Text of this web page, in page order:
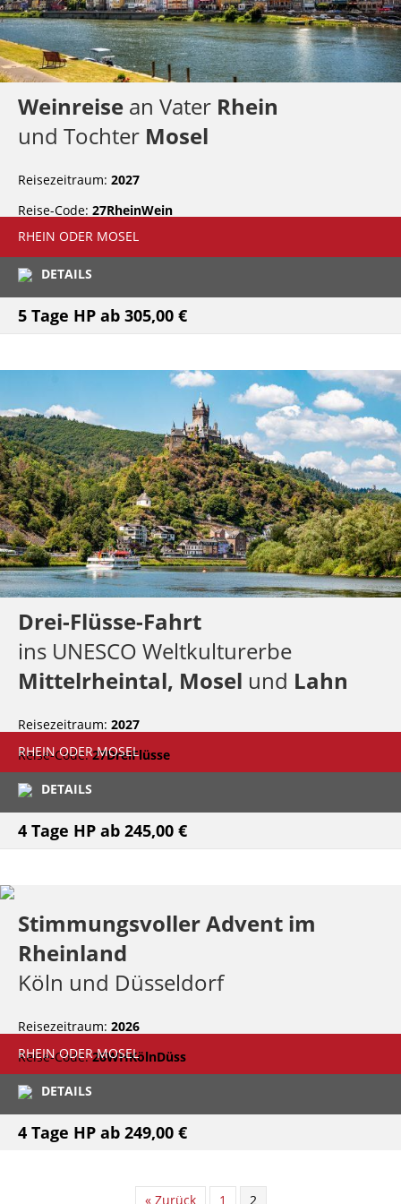
e
g
o
r
e
b
i
e
t
t
s
c
h
e
e
g
i
n
Weinreise an Vater Rhein
und Tochter Mosel
Reisezeitraum: 2027
Reise-Code: 27RheinWein
RHEIN ODER MOSEL
DETAILS
5 Tage HP ab 305,00 €
Drei-Flüsse-Fahrt
ins UNESCO Weltkulturerbe
Mittelrheintal, Mosel und Lahn
Reisezeitraum: 2027
Reise-Code:27DreiFlüsse
RHEIN ODER MOSEL
DETAILS
4 Tage HP ab 245,00 €
Stimmungsvoller Advent im
Rheinland
Köln und Düsseldorf
Reisezeitraum: 2026
Reise-Code:26WHKölnDüss
RHEIN ODER MOSEL
DETAILS
4 Tage HP ab 249,00 €
« Zurück 1 2